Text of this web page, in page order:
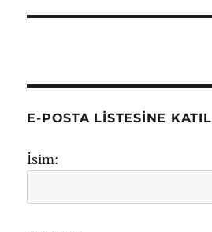
E-POSTA LISTESINE KATIL
İsim: